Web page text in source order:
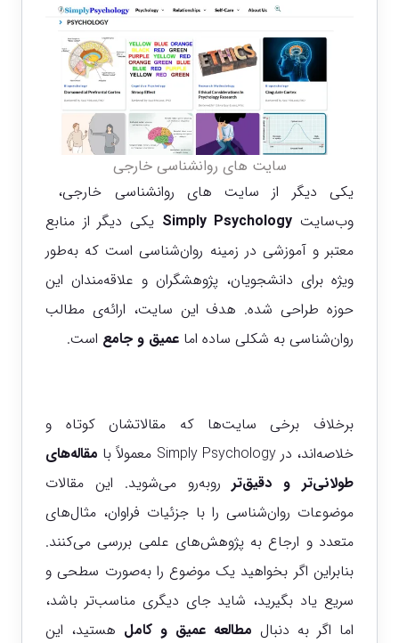
سایت های روانشناسی خارجی
یکی دیگر از سایت های روانشناسی خارجی،
وب‌سایت Simply Psychology یکی دیگر از منابع
معتبر و آموزشی در زمینه روان‌شناسی است که به‌طور
ویژه برای دانشجویان، پژوهشگران و علاقه‌مندان این
حوزه طراحی شده. هدف این سایت، ارائه‌ی مطالب
روان‌شناسی به شکلی ساده اماعمیق و جامع است.
برخلاف برخی سایت‌ها که مقالاتشان کوتاه و
خلاصه‌اند، در Simply Psychology معمولاً با
مقاله‌های
طولانی‌تر و دقیق‌تر روبه‌رو می‌شوید. این مقالات
موضوعات روان‌شناسی را با جزئیات فراوان، مثال‌های
متعدد و ارجاع به پژوهش‌های علمی بررسی می‌کنند.
بنابراین اگر بخواهید یک موضوع را به‌صورت سطحی و
سریع یاد بگیرید، شاید جای دیگری مناسب‌تر باشد،
اما اگر به دنبال مطالعه عمیق و کامل هستید، این